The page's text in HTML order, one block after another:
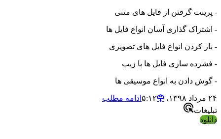
- پرینت گرفتن از فایل های متنی
- اشتراک گذاری آسان انواع فایل ها
- باز کردن انواع فایل های تصویری
- فشرده سازی فایل ها با زیپ
- گوش دادن به انواع موسیقی ها
۲۴ مرداد ۱۳۹۸،‏ ۵:۱۲
ادامه مطلب
تبلیغات
دانلود